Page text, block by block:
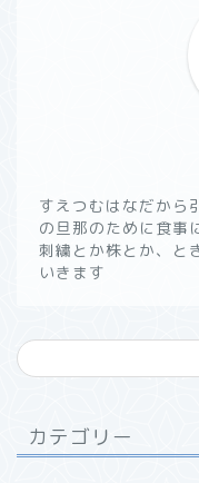
すえつむはなだから
の旦那のために食事
刺繍とか株とか、と
いきます
カテゴリー